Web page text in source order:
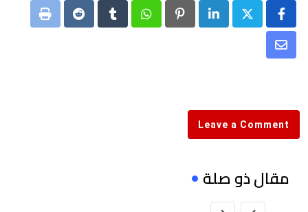
LinkedIn
Pinterest
Whatsapp
Tumblr
Reddit
Print
Share
Leave a Comment
مقال ذو صلة